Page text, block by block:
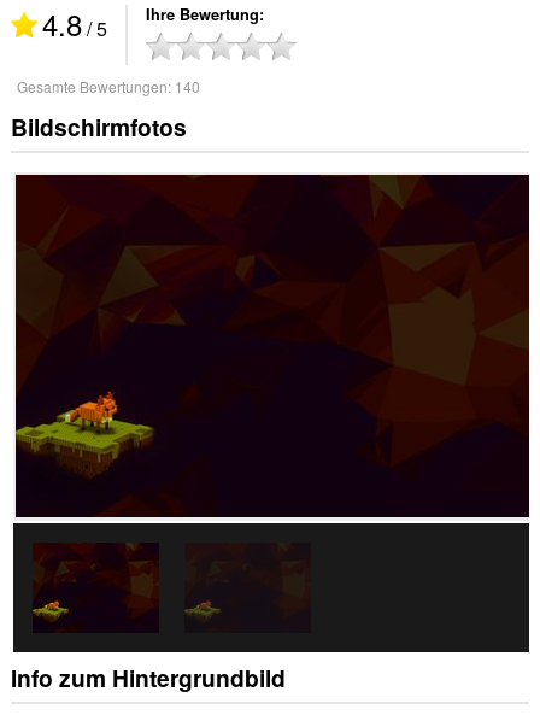
4.8/ 5 Ihre Bewertung
Gesamte Bewertungen: 140
Bildschirmfotos
Info zum Hintergrundbild